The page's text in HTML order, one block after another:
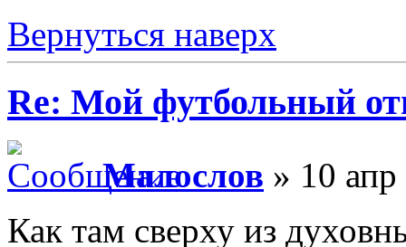
Вернуться наверх
Re: Мой футбольный
Малослов » 10
Как там сверху из